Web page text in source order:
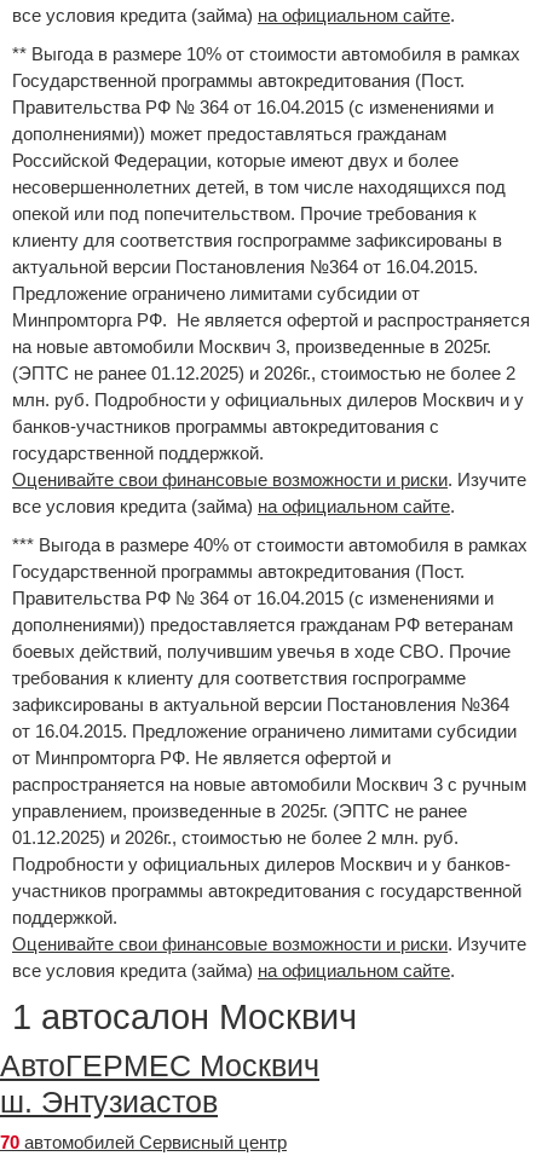
все условия кредита (займа) на официальном сайте.
** Выгода в размере 10% от стоимости автомобиля в рамках
Государственной программы автокредитования (Пост.
Правительства РФ № 364 от 16.04.2015 (с изменениями и
дополнениями)) может предоставляться гражданам
Российской Федерации, которые имеют двух и более
несовершеннолетних детей, в том числе находящихся под
опекой или под попечительством. Прочие требования к
клиенту для соответствия госпрограмме зафиксированы в
актуальной версии Постановления №364 от 16.04.2015.
Предложение ограничено лимитами субсидии от
Минпромторга РФ. Не является офертой и распространяется
на новые автомобили Москвич 3, произведенные в 2025г.
(ЭПТС не ранее 01.12.2025) и 2026г., стоимостью не более 2
млн. руб. Подробности у официальных дилеров Москвич и у
банков-участников программы автокредитования с
государственной поддержкой.
Оценивайте свои финансовые возможности и риски. Изучите
все условия кредита (займа) на официальном сайте.
*** Выгода в размере 40% от стоимости автомобиля в рамках
Государственной программы автокредитования (Пост.
Правительства РФ № 364 от 16.04.2015 (с изменениями и
дополнениями)) предоставляется гражданам РФ ветеранам
боевых действий, получившим увечья в ходе СВО. Прочие
требования к клиенту для соответствия госпрограмме
зафиксированы в актуальной версии Постановления №364
от 16.04.2015. Предложение ограничено лимитами субсидии
от Минпромторга РФ. Не является офертой и
распространяется на новые автомобили Москвич 3 с ручным
управлением, произведенные в 2025г. (ЭПТС не ранее
01.12.2025) и 2026г., стоимостью не более 2 млн. руб.
Подробности у официальных дилеров Москвич и у банков-
участников программы автокредитования с государственной
поддержкой.
Оценивайте свои финансовые возможности и риски. Изучите
все условия кредита (займа) на официальном сайте.
1 автосалон Москвич
АвтоГЕРМЕС Москвич
ш. Энтузиастов
70 автомобилей Сервисный центр